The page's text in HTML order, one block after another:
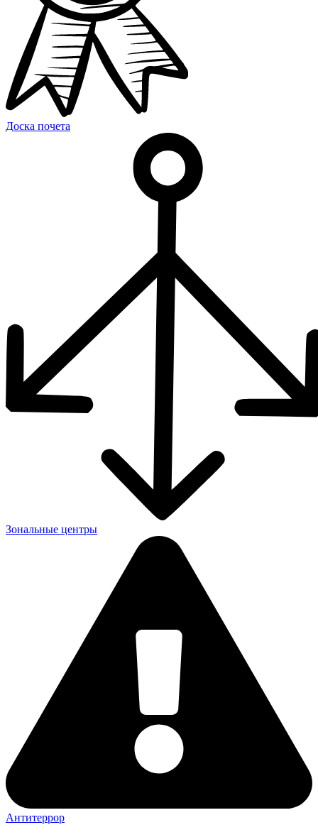
Доска почета
Зональные центры
Антитеррор